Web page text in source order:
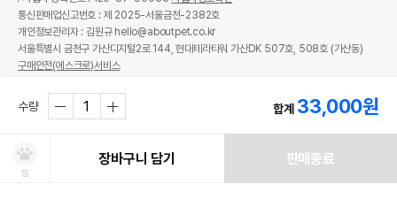
수량 합계 33,000원
찜
장바구니 담기 판매종료
통신판매업신고번호 : 제 2025-서울금천-2382호
개인정보관리자 : 김원규 hello@aboutpet.co.kr
서울특별시 금천구 가산디지털2로 144, 현대테라타워 가산DK 507호, 508호 (가산동)
구매안전(에스크로)서비스